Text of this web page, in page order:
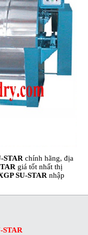
STARchính hãng, địa
giá tốt nhất thị
SU-STAR nhập